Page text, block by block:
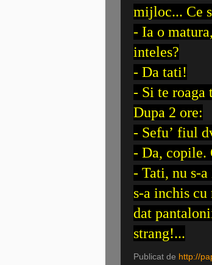
mijloc... Ce
- Ia o
inteles?
- Da tati!
- Si te roaga
Dupa 2 ore:
- Sefu’ fiul
- Da, copile.
- Tati, nu s-
s-a inchis
dat
strang!...
Publicat de http://